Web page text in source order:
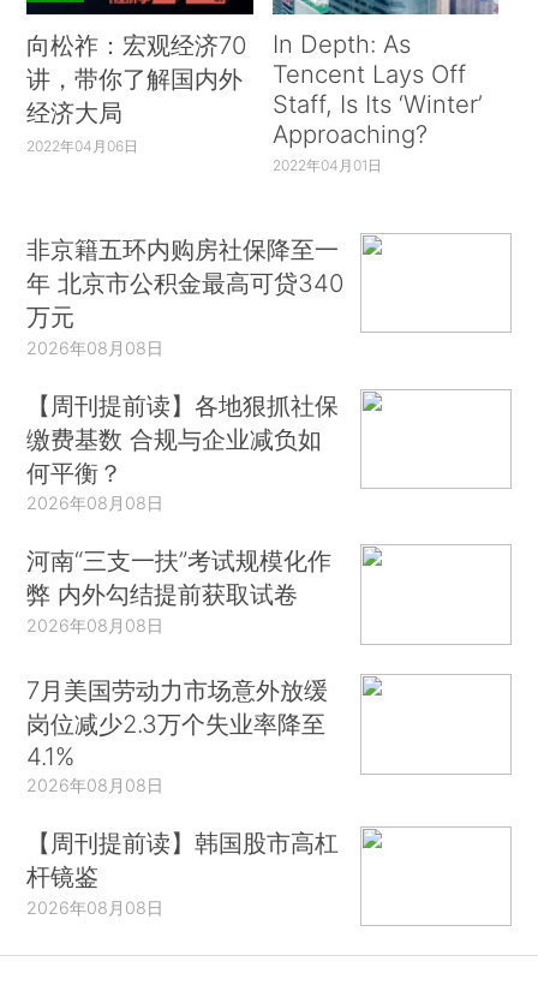
向松祚：宏观经济70
讲，带你了解国内外
经济大局
2022年04月06日
In Depth: As
Tencent Lays Off
Staff, Is Its ‘Winter’
Approaching?
2022年04月01日
非京籍五环内购房社保降至一
年 北京市公积金最高可贷340
万元
2026年08月08日
【周刊提前读】各地狠抓社保
缴费基数 合规与企业减负如
何平衡？
2026年08月08日
河南“三支一扶”考试规模化作
弊 内外勾结提前获取试卷
2026年08月08日
7月美国劳动力市场意外放缓
岗位减少2.3万个失业率降至
4.1%
2026年08月08日
【周刊提前读】韩国股市高杠
杆镜鉴
2026年08月08日